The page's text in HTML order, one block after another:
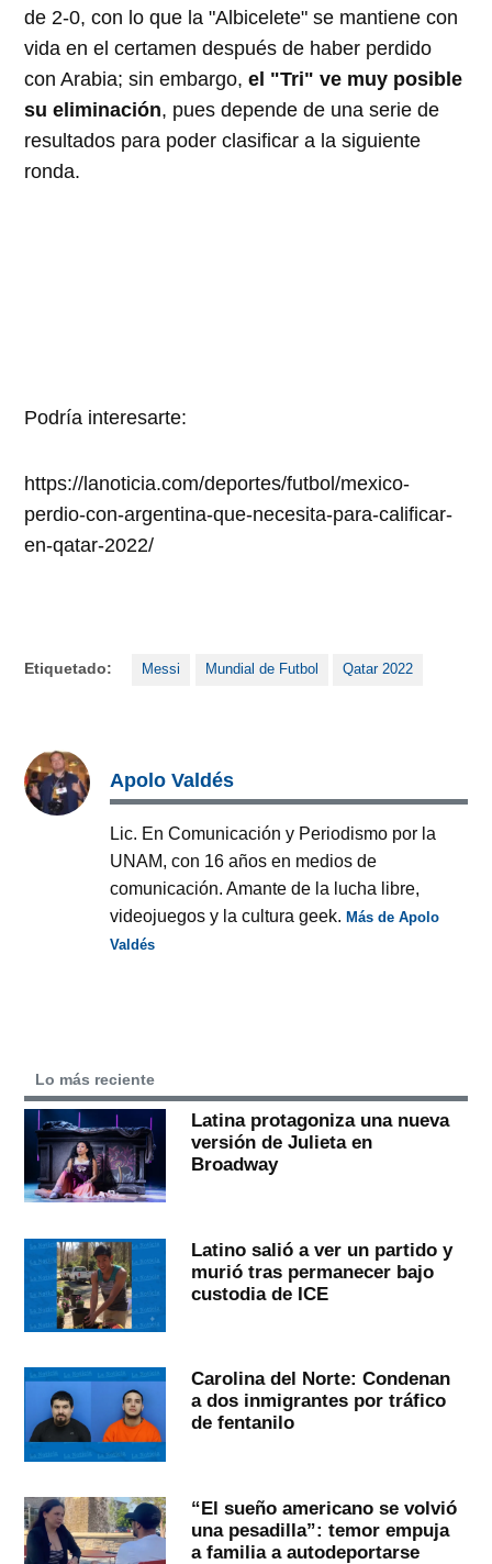
de 2-0, con lo que la "Albicelete" se mantiene con
vida en el certamen después de haber perdido
con Arabia; sin embargo,el "Tri" ve muy posible
su eliminación, pues depende de una serie de
resultados para poder clasificar a la siguiente
ronda.
Podría interesarte:
https://lanoticia.com/deportes/futbol/mexico-
perdio-con-argentina-que-necesita-para-calificar-
en-qatar-2022/
Etiquetado: Messi Mundial de Futbol Qatar 2022
Apolo Valdés
Lic. En Comunicación y Periodismo por la
UNAM, con 16 años en medios de
comunicación. Amante de la lucha libre,
videojuegos y la cultura geek.Más de Apolo
Valdés
Lo más reciente
Latina protagoniza una nueva
versión de Julieta en
Broadway
Latino salió a ver un partido y
murió tras permanecer bajo
custodia de ICE
Carolina del Norte: Condenan
a dos inmigrantes por tráfico
de fentanilo
“El sueño americano se volvió
una pesadilla”: temor empuja
a familia a autodeportarse